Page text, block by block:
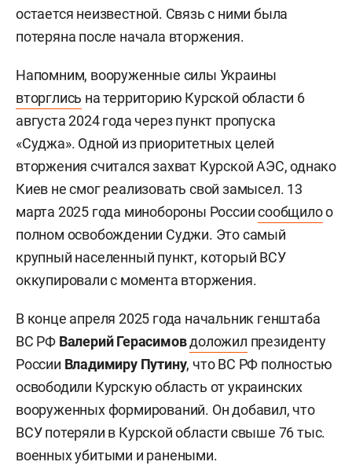
остается неизвестной. Связь с ними была
потеряна после начала вторжения.
Напомним, вооруженные силы Украины
вторглись на территорию Курской области 6
августа 2024 года через пункт пропуска
«Суджа». Одной из приоритетных целей
вторжения считался захват Курской АЭС, однако
Киев не смог реализовать свой замысел. 13
марта 2025 года минобороны Россиисообщилоо
полном освобождении Суджи. Это самый
крупный населенный пункт, который ВСУ
оккупировали с момента вторжения.
В конце апреля 2025 года начальник генштаба
ВС РФ Валерий Герасимовдоложил президенту
России Владимиру Путину, что ВС РФ полностью
освободили Курскую область от украинских
вооруженных формирований. Он добавил, что
ВСУ потеряли в Курской области свыше 76 тыс.
военных убитыми и ранеными.